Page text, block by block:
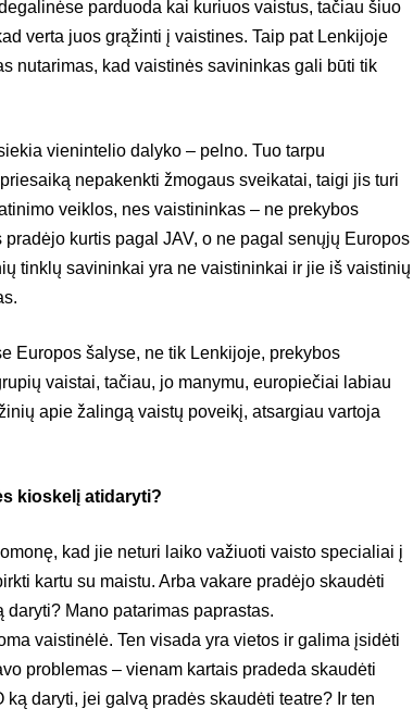
parduoda kai kuriuos vaistus, tačiau šiuo
verta juos grąžinti į vaistines. Taip pat Lenkijoje
nutarimas, kad vaistinės savininkas gali būti tik
vienintelio dalyko – pelno. Tuo tarpu
nepakenkti žmogaus sveikatai, taigi jis turi
veiklos, nes vaistininkas – ne prekybos
kurtis pagal JAV, o ne pagal senųjų Europos
tinklų savininkai yra ne vaistininkai ir jie iš vaistinių
Europos šalyse, ne tik Lenkijoje, prekybos
vaistai, tačiau, jo manymu, europiečiai labiau
apie žalingą vaistų poveikį, atsargiau vartoja
kioskelį atidaryti?
kad jie neturi laiko važiuoti vaisto specialiai į
kartu su maistu. Arba vakare pradėjo skaudėti
Mano patarimas paprastas.
vaistinėlė. Ten visada yra vietos ir galima įsidėti
problemas – vienam kartais pradeda skaudėti
daryti, jei galvą pradės skaudėti teatre? Ir ten